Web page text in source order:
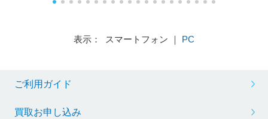
表示： スマートフォン ｜ PC
ご利用ガイド
買取お申し込み